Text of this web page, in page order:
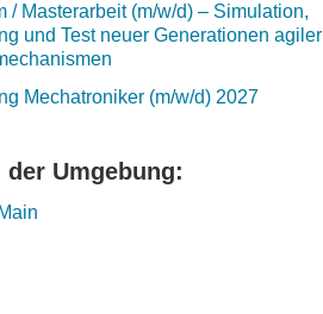
/ Masterarbeit (m/w/d) – Simulation,
und Test neuer Generationen agiler
Mechatroniker (m/w/d) 2027
Umgebung: